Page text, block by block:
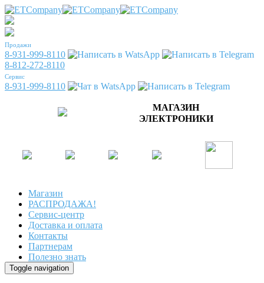
Продажи
8-931-999-8110
8-812-272-8110
Сервис
8-931-999-8110
МАГАЗИН
ЭЛЕКТРОНИКИ
Магазин
РАСПРОДАЖА!
Сервис-центр
Доставка и оплата
Контакты
Партнерам
Полезно знать
Toggle navigation